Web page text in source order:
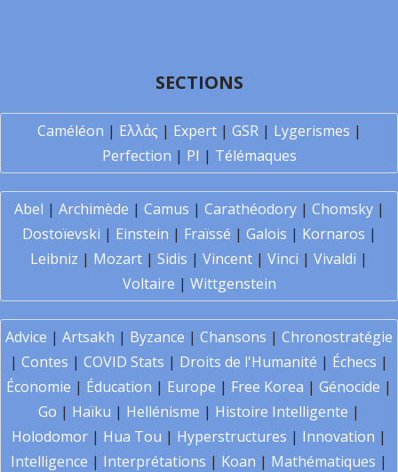
SECTIONS
Caméléon | Ελλάς | Expert| GSR| Lygerismes |
Perfection | PI | Télémaques
Abel | Archimède | Camus | Carathéodory| Chomsky|
Dostoïevski | Einstein | Fraïssé | Galois | Kornaros |
Leibniz | Mozart | Sidis | Vincent | Vinci | Vivaldi |
Voltaire | Wittgenstein
Advice | Artsakh | Byzance | Chansons | Chronostratégie
| Contes | COVID Stats | Droits de l'Humanité | Échecs |
Économie | Éducation | Europe | Free Korea | Génocide |
Go | Haïku | Hellénisme | Histoire Intelligente |
Holodomor | Hua Tou | Hyperstructures | Innovation |
Intelligence | Interprétations | Koan | Mathématiques |